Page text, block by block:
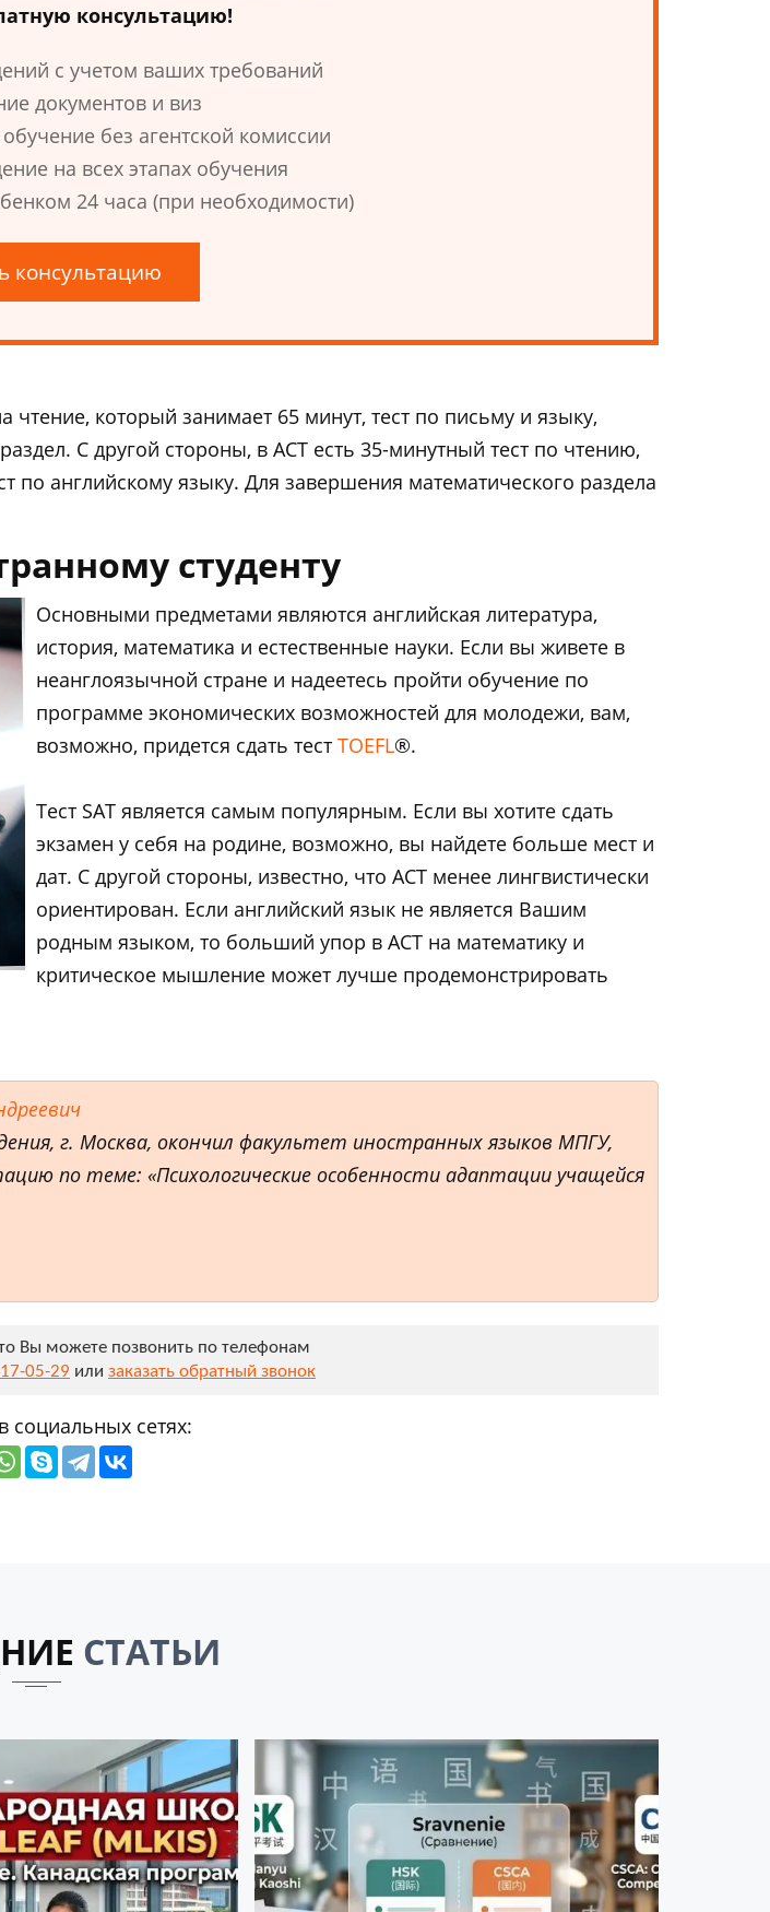
консультацию!
с учетом ваших требований
документов и виз
без агентской комиссии
на всех этапах обучения
24 часа (при необходимости)
консультацию
чтение, который занимает 65 минут, тест по письму и языку,
С другой стороны, в ACT есть 35-минутный тест по чтению,
по английскому языку. Для завершения математического раздела
студенту
Основными предметами являются английская литература,
история, математика и естественные науки. Если вы живете в
неанглоязычной стране и надеетесь пройти обучение по
программе экономических возможностей для молодежи, вам,
возможно, придется сдать тест TOEFL®.
Тест SAT является самым популярным. Если вы хотите сдать
экзамен у себя на родине, возможно, вы найдете больше мест и
дат. С другой стороны, известно, что ACT менее лингвистически
ориентирован. Если английский язык не является Вашим
родным языком, то больший упор в ACT на математику и
критическое мышление может лучше продемонстрировать
г. Москва, окончил факультет иностранных языков МПГУ,
по теме: «Психологические особенности адаптации учащейся
Вы можете позвонить по телефонам
05-29 или заказать обратный звонок
социальных сетях:
СТАТЬИ